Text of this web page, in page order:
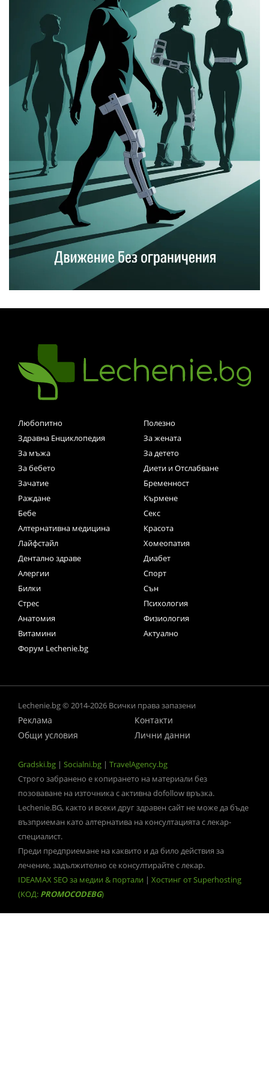
Любопитно
Полезно
Здравна Енциклопедия
За жената
За мъжа
За детето
За бебето
Диети и Отслабване
Зачатие
Бременност
Раждане
Кърмене
Бебе
Секс
Алтернативна медицина
Красота
Лайфстайл
Хомеопатия
Дентално здраве
Диабет
Алергии
Спорт
Билки
Сън
Стрес
Психология
Анатомия
Физиология
Витамини
Актуално
Форум Lechenie.bg
Lechenie.bg © 2014-2026 Всички права запазени
Реклама
Контакти
Общи условия
Лични данни
Gradski.bg | Socialni.bg | TravelAgency.bg
Строго забранено е копирането на материали без
позоваване на източника с активна dofollow връзка.
Lechenie.BG, както и всеки друг здравен сайт не може да бъде
възприеман като алтернатива на консултацията с лекар-
специалист.
Преди предприемане на каквито и да било действия за
лечение, задължително се консултирайте с лекар.
IDEAMAX SEO за медии & портали | Хостинг от Superhosting
(КОД: PROMOCODEBG)